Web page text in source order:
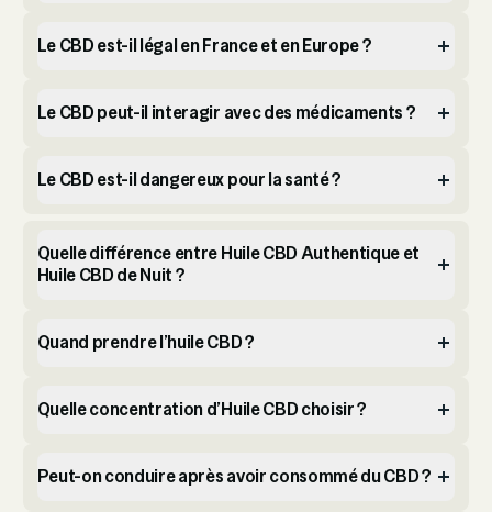
Le CBD est-il légal en France et en Europe ?
Le CBD peut-il interagir avec des médicaments ?
Le CBD est-il dangereux pour la santé ?
Quelle différence entre Huile CBD Authentique et
Huile CBD de Nuit ?
Quand prendre l’huile CBD ?
Quelle concentration d’Huile CBD choisir ?
Peut-on conduire après avoir consommé du CBD ?